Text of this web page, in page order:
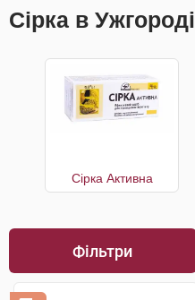
Сірка в Ужгороді
Сірка Активна
Фільтри